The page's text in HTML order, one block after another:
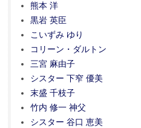
熊本 洋
黒岩 英臣
こいずみ ゆり
コリーン・ダルトン
三宮 麻由子
シスター 下窄 優美
末盛 千枝子
竹内 修一 神父
シスター 谷口 恵美